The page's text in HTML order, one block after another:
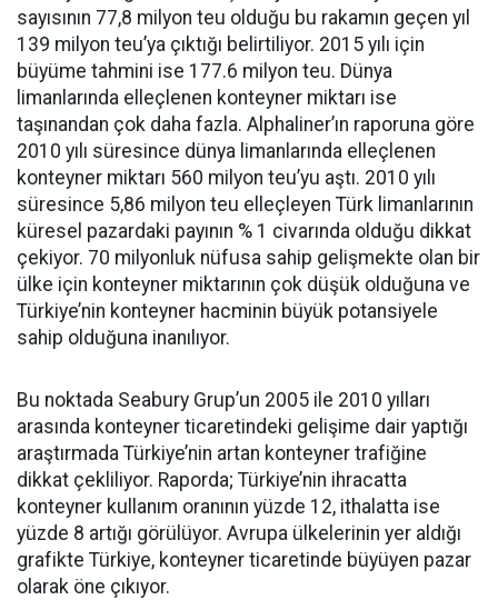
sayısının 77,8 milyon teu olduğu bu rakamın geçen yıl
139 milyon teu’ya çıktığı belirtiliyor. 2015 yılı için
büyüme tahmini ise 177.6 milyon teu. Dünya
limanlarında elleçlenen konteyner miktarı ise
taşınandan çok daha fazla. Alphaliner’ın raporuna göre
2010 yılı süresince dünya limanlarında elleçlenen
konteyner miktarı 560 milyon teu’yu aştı. 2010 yılı
süresince 5,86 milyon teu elleçleyen Türk limanlarının
küresel pazardaki payının % 1 civarında olduğu dikkat
çekiyor. 70 milyonluk nüfusa sahip gelişmekte olan bir
ülke için konteyner miktarının çok düşük olduğuna ve
Türkiye’nin konteyner hacminin büyük potansiyele
sahip olduğuna inanılıyor.
Bu noktada Seabury Grup’un 2005 ile 2010 yılları
arasında konteyner ticaretindeki gelişime dair yaptığı
araştırmada Türkiye’nin artan konteyner trafiğine
dikkat çekliliyor. Raporda; Türkiye’nin ihracatta
konteyner kullanım oranının yüzde 12, ithalatta ise
yüzde 8 artığı görülüyor. Avrupa ülkelerinin yer aldığı
grafikte Türkiye, konteyner ticaretinde büyüyen pazar
olarak öne çıkıyor.